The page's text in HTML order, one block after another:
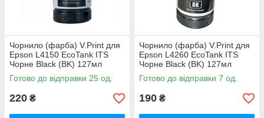
Чорнило (фарба) V.Print для
Epson L4150 EcoTank ITS
Чорне Black (BK) 127мл
Готово до відправки 25 од.
220 ₴
Чорнило (фарба) V.Print для
Epson L4260 EcoTank ITS
Чорне Black (BK) 127мл
Готово до відправки 7 од.
190 ₴